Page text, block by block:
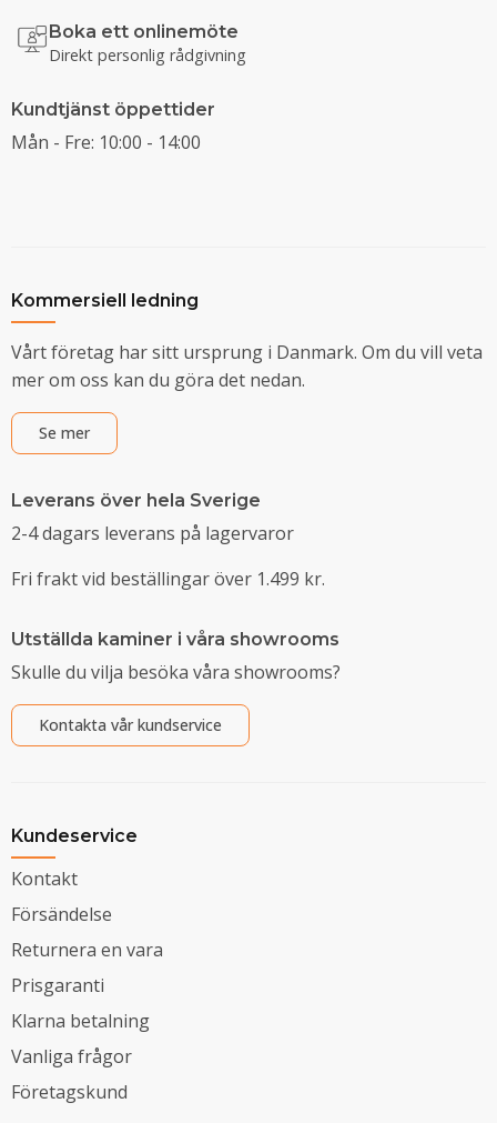
Boka ett onlinemöte
Direkt personlig rådgivning
Kundtjänst öppettider
Mån - Fre: 10:00 - 14:00
Kommersiell ledning
Vårt företag har sitt ursprung i Danmark. Om du vill veta
mer om oss kan du göra det nedan.
Se mer
Leverans över hela Sverige
2-4 dagars leverans på lagervaror
Fri frakt vid beställingar över 1.499 kr.
Utställda kaminer i våra showrooms
Skulle du vilja besöka våra showrooms?
Kontakta vår kundservice
Kundeservice
Kontakt
Försändelse
Returnera en vara
Prisgaranti
Klarna betalning
Vanliga frågor
Företagskund